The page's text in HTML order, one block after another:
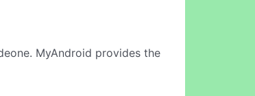
MyAndroid provides the